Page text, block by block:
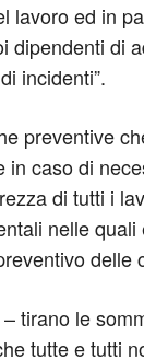
lavoro ed in
dipendenti di
incidenti”.
preventive
in caso di
di tutti i
nelle
tirano le
tutte e tutti